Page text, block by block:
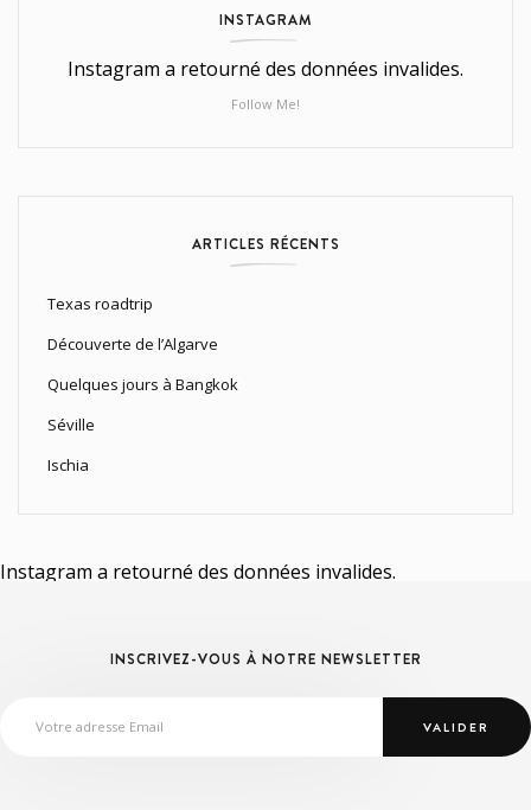
INSTAGRAM
Instagram a retourné des données invalides.
Follow Me!
ARTICLES RÉCENTS
Texas roadtrip
Découverte de l’Algarve
Quelques jours à Bangkok
Séville
Ischia
Instagram a retourné des données invalides.
INSCRIVEZ-VOUS À NOTRE NEWSLETTER